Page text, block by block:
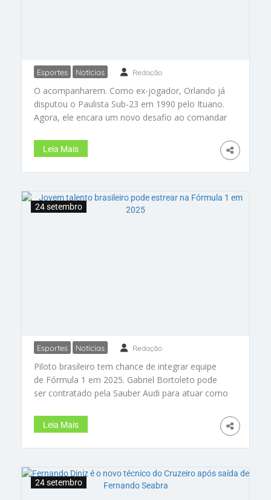
Técnico do Santos, Orlando
Ribeiro foca na formação de
novos talentos para a estreia no
Brasileiro de Aspirantes
Esportes Notícias Redação
O acompanharem. Como ex-jogador, Orlando já
disputou o Paulista Sub-23 em 1990 pelo Ituano.
Agora, ele encara um novo desafio ao comandar
Leia Mais
Jovem talento brasileiro pode
estrear na Fórmula 1 em 2025
24 setembro
Esportes Notícias Redação
Piloto brasileiro tem chance de integrar equipe
de Fórmula 1 em 2025. Gabriel Bortoleto pode
ser contratado pela Sauber Audi para atuar como
de Valtteri Bottas. Equipe procura talento jovem
para acompanhar a nova geração das pistas.
Williams interessada em outros nomes
Leia Mais
24 setembro